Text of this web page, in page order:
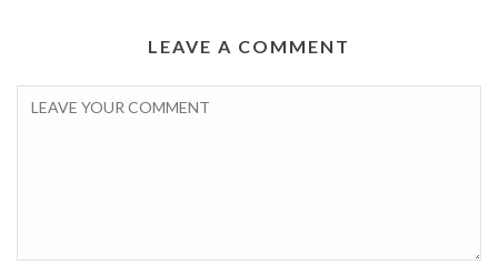
LEAVE A COMMENT